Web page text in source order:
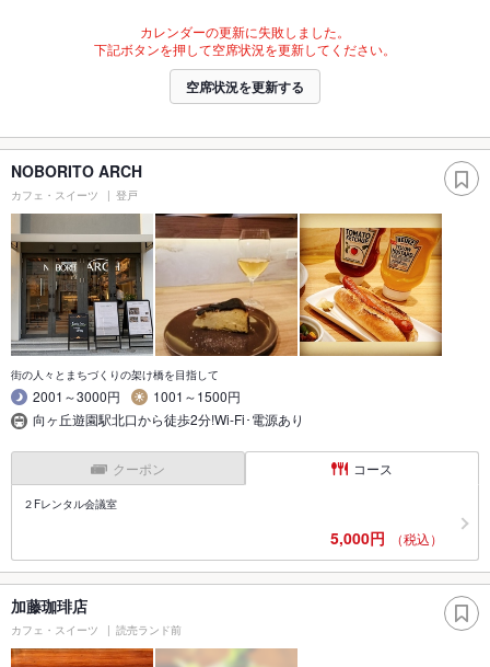
カレンダーの更新に失敗しました。
下記ボタンを押して空席状況を更新してください。
空席状況を更新する
NOBORITO ARCH
カフェ・スイーツ 登戸
街の人々とまちづくりの架け橋を目指して
2001～3000円
1001～1500円
向ヶ丘遊園駅北口から徒歩2分!Wi-Fi･電源あり
クーポン コース
２Fレンタル会議室
5,000円 （税込）
加藤珈琲店
カフェ・スイーツ 読売ランド前